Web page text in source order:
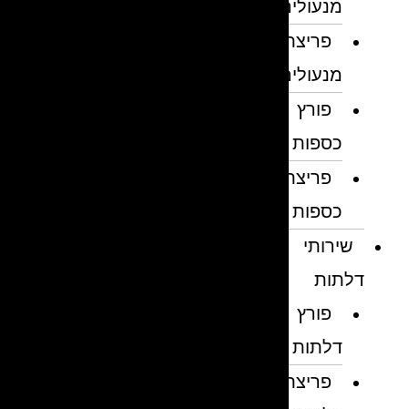
מנעולים
פריצת
מנעולים
פורץ
כספות
פריצת
כספות
שירותי
דלתות
פורץ
דלתות
פריצת